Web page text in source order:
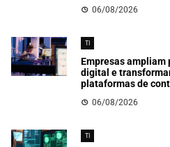
06/08/2026
TI
Empresas ampliam
digital e
plataformas de
06/08/2026
TI